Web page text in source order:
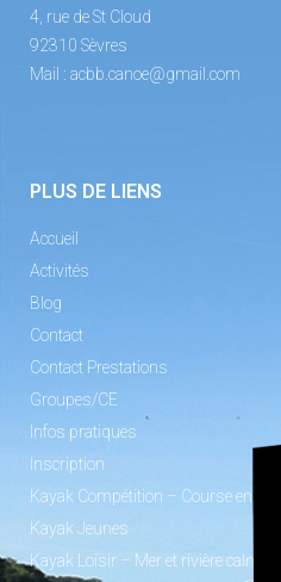
4, rue de St Cloud
92310 Sèvres
Mail : acbb.canoe@gmail.com
PLUS DE LIENS
Accueil
Activités
Blog
Contact
Contact Prestations
Groupes/CE
Infos pratiques
Inscription
Kayak Compétition – Course en ligne
Kayak Jeunes
Kayak Loisir – Mer et rivière calme